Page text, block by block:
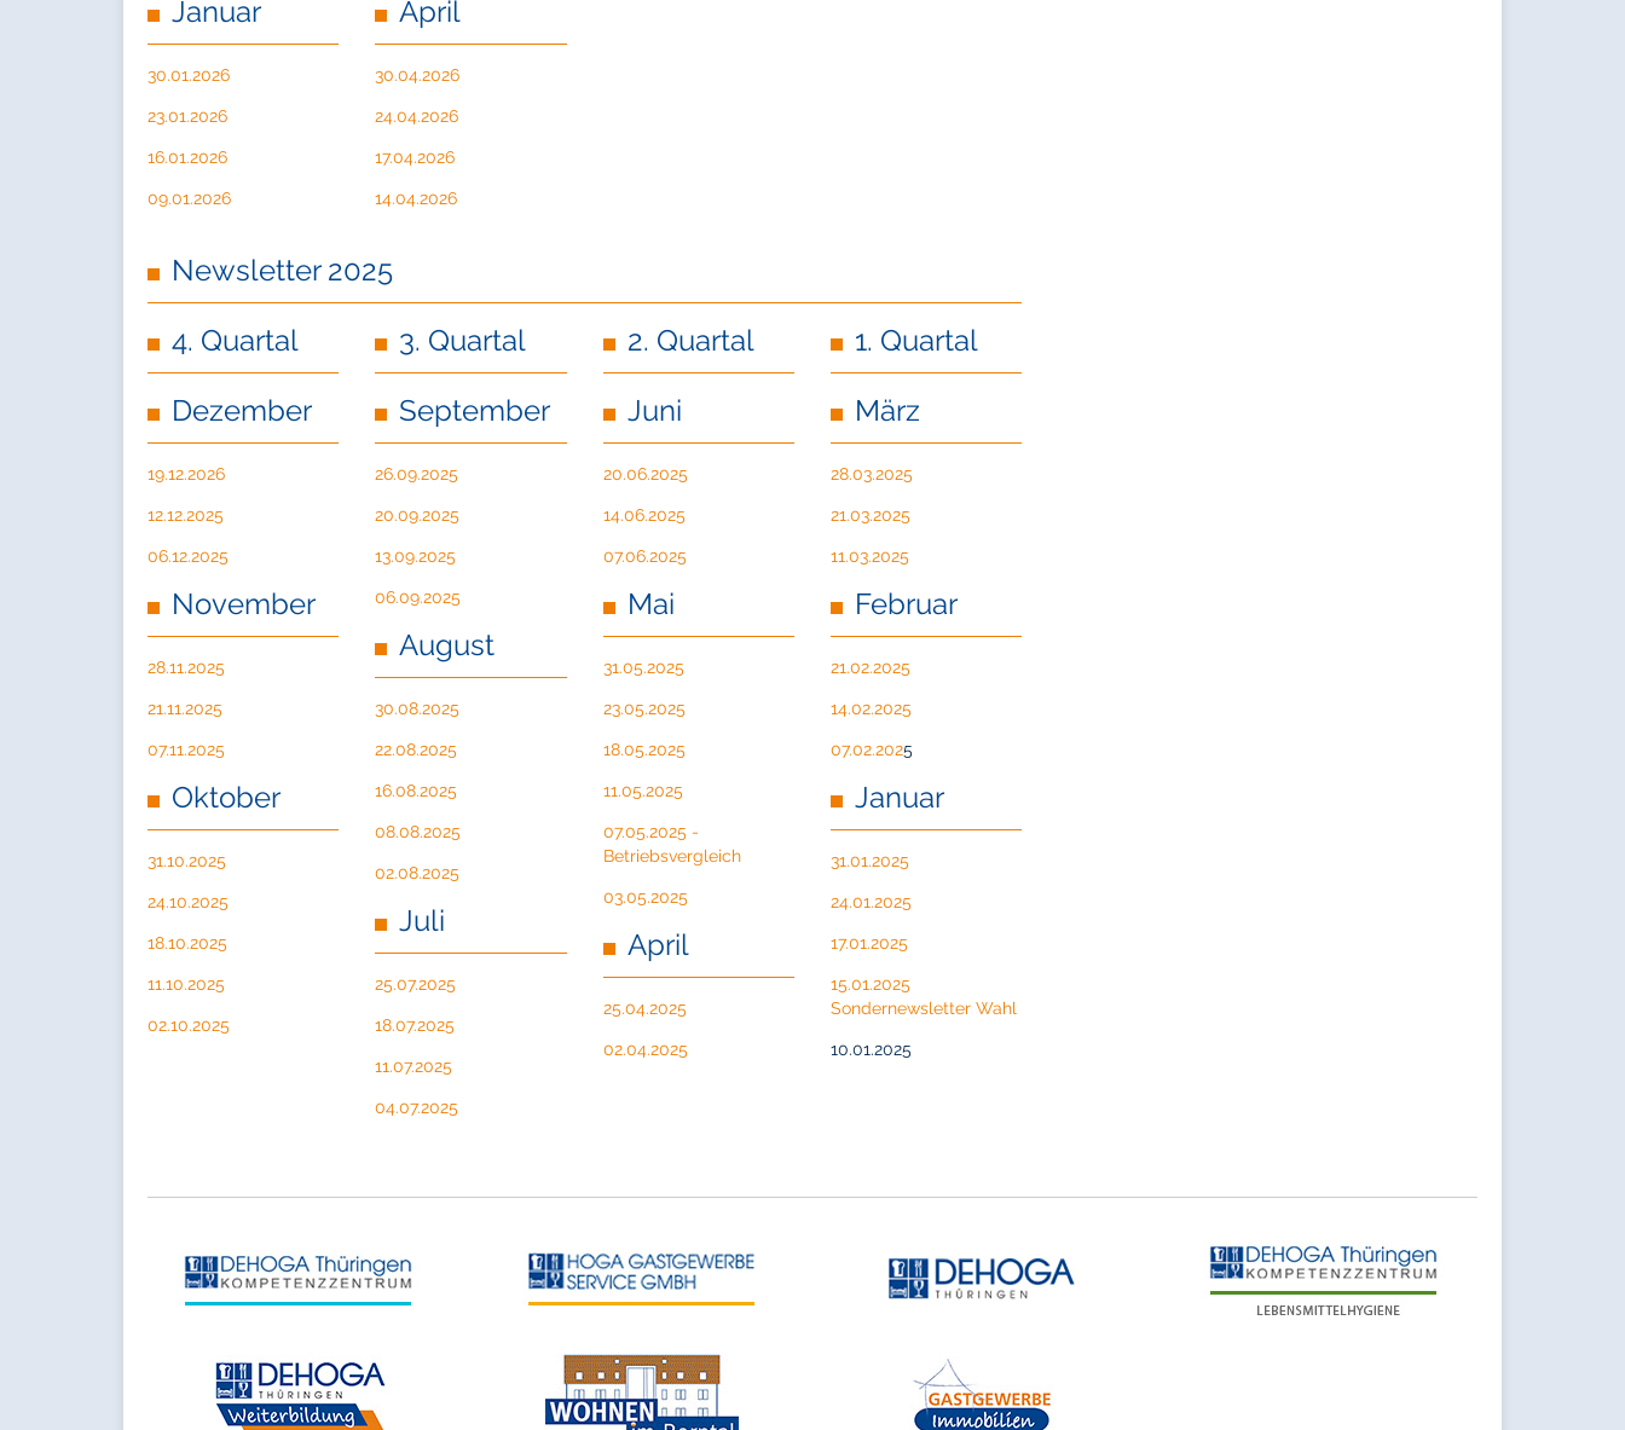
Januar
30.01.2026
23.01.2026
16.01.2026
09.01.2026
April
30.04.2026
24.04.2026
17.04.2026
14.04.2026
Newsletter 2025
4. Quartal
Dezember
19.12.2026
12.12.2025
06.12.2025
November
28.11.2025
21.11.2025
07.11.2025
Oktober
31.10.2025
24.10.2025
18.10.2025
11.10.2025
02.10.2025
3. Quartal
September
26.09.2025
20.09.2025
13.09.2025
06.09.2025
August
30.08.2025
22.08.2025
16.08.2025
08.08.2025
02.08.2025
Juli
25.07.2025
18.07.2025
11.07.2025
04.07.2025
2. Quartal
Juni
20.06.2025
14.06.2025
07.06.2025
Mai
31.05.2025
23.05.2025
18.05.2025
11.05.2025
07.05.2025 -
Betriebsvergleich
03.05.2025
April
25.04.2025
02.04.2025
1. Quartal
März
28.03.2025
21.03.2025
11.03.2025
Februar
21.02.2025
14.02.2025
07.02.2025
Januar
31.01.2025
24.01.2025
17.01.2025
15.01.2025
Sondernewsletter Wahl
10.01.2025